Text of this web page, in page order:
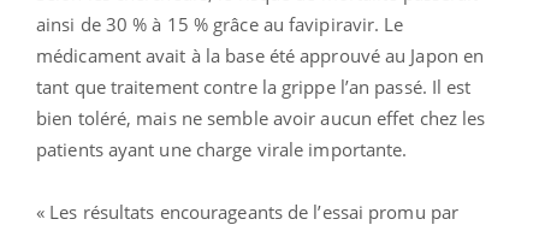
ainsi de 30 % à 15 % grâce au favipiravir. Le
médicament avait à la base été approuvé au Japon en
tant que traitement contre la grippe l’an passé. Il est
bien toléré, mais ne semble avoir aucun effet chez les
patients ayant une charge virale importante.
« Les résultats encourageants de l’essai promu par